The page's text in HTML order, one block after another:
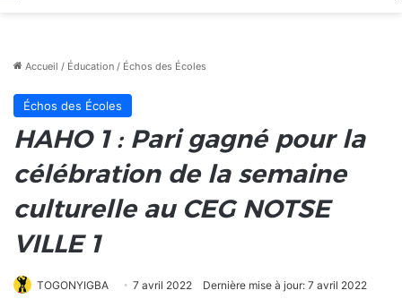
Accueil / Éducation / Échos des Écoles
Échos des Écoles
HAHO 1 : Pari gagné pour la
célébration de la semaine
culturelle au CEG NOTSE
VILLE 1
TOGONYIGBA 7 avril 2022 Dernière mise à jour: 7 avril 2022